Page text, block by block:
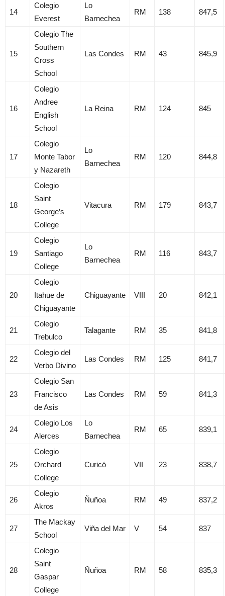
14
Colegio
Everest
Lo
Barnechea
RM 138 847,5
15
Colegio The
Southern
Cross
School
Las Condes RM 43 845,9
16
Colegio
Andree
English
School
La Reina RM 124 845
17
Colegio
Monte Tabor
y Nazareth
Lo
Barnechea
RM 120 844,8
18
Colegio
Saint
George’s
College
Vitacura RM 179 843,7
19
Colegio
Santiago
College
Lo
Barnechea
RM 116 843,7
20
Colegio
Itahue de
Chiguayante
Chiguayante VIII 20 842,1
21
Colegio
Trebulco
Talagante RM 35 841,8
22
Colegio del
Verbo Divino
Las Condes RM 125 841,7
23
Colegio San
Francisco
de Asis
Las Condes RM 59 841,3
24
Colegio Los
Alerces
Lo
Barnechea
RM 65 839,1
25
Colegio
Orchard
College
Curicó VII 23 838,7
26
Colegio
Akros
Ñuñoa RM 49 837,2
27
The Mackay
School
Viña del Mar V 54 837
28
Colegio
Saint
Gaspar
College
Ñuñoa RM 58 835,3